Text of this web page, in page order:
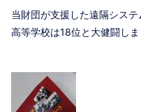
当財団が支援した遠隔シス
高等学校は18位と大健闘しま